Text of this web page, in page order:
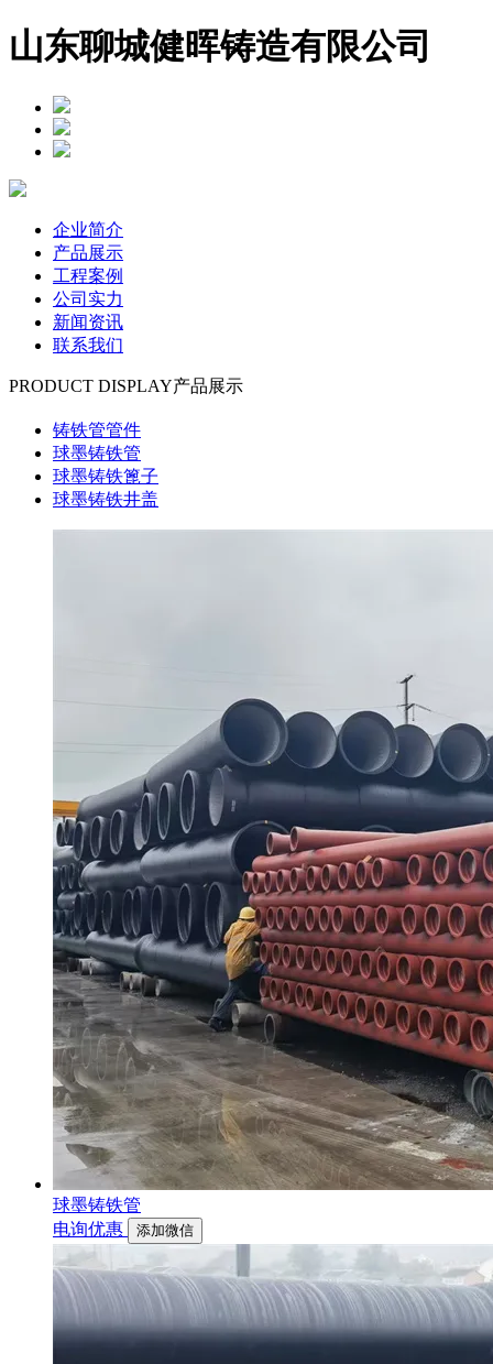
山东聊城健晖铸造有限公司
企业简介
产品展示
工程案例
公司实力
新闻资讯
联系我们
PRODUCT DISPLAY产品展示
铸铁管管件
球墨铸铁管
球墨铸铁篦子
球墨铸铁井盖
球墨铸铁管
电询优惠
添加微信